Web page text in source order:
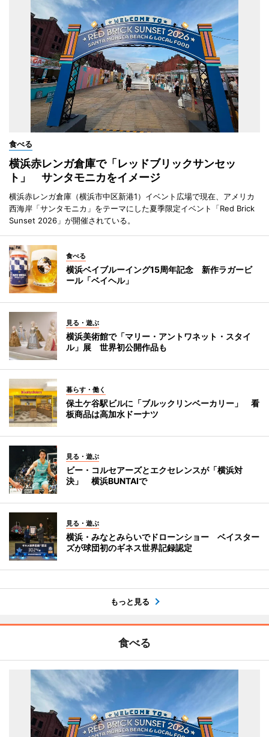
食べる
横浜赤レンガ倉庫で「レッドブリックサンセッ
ト」 サンタモニカをイメージ
横浜赤レンガ倉庫（横浜市中区新港1）イベント広場で現在、アメリカ
西海岸「サンタモニカ」をテーマにした夏季限定イベント「Red Brick
Sunset 2026」が開催されている。
食べる
横浜ベイブルーイング15周年記念 新作ラガービ
ール「ベイヘル」
見る・遊ぶ
横浜美術館で「マリー・アントワネット・スタイ
ル」展 世界初公開作品も
暮らす・働く
保土ケ谷駅ビルに「ブルックリンベーカリー」 看
板商品は高加水ドーナツ
見る・遊ぶ
ビー・コルセアーズとエクセレンスが「横浜対
決」 横浜BUNTAIで
見る・遊ぶ
横浜・みなとみらいでドローンショー ベイスター
ズが球団初のギネス世界記録認定
もっと見る
食べる